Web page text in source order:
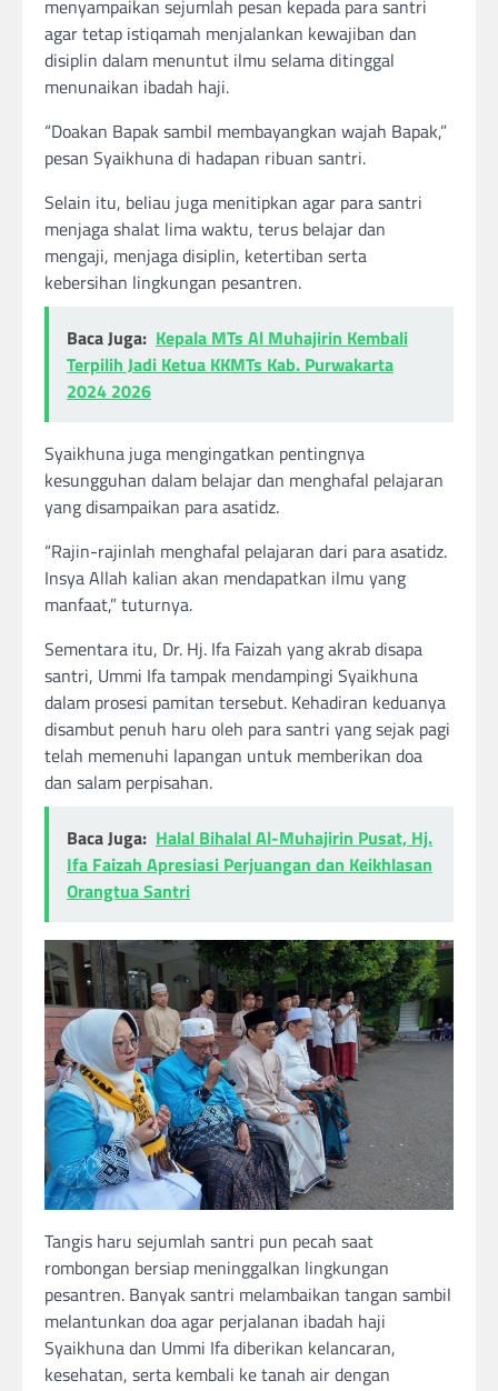
menyampaikan sejumlah pesan kepada para santri
agar tetap istiqamah menjalankan kewajiban dan
disiplin dalam menuntut ilmu selama ditinggal
menunaikan ibadah haji.
“Doakan Bapak sambil membayangkan wajah Bapak,”
pesan Syaikhuna di hadapan ribuan santri.
Selain itu, beliau juga menitipkan agar para santri
menjaga shalat lima waktu, terus belajar dan
mengaji, menjaga disiplin, ketertiban serta
kebersihan lingkungan pesantren.
Baca Juga: Kepala MTs Al Muhajirin Kembali
Terpilih Jadi Ketua KKMTs Kab. Purwakarta
2024 2026
Syaikhuna juga mengingatkan pentingnya
kesungguhan dalam belajar dan menghafal pelajaran
yang disampaikan para asatidz.
“Rajin-rajinlah menghafal pelajaran dari para asatidz.
Insya Allah kalian akan mendapatkan ilmu yang
manfaat,” tuturnya.
Sementara itu, Dr. Hj. Ifa Faizah yang akrab disapa
santri, Ummi Ifa tampak mendampingi Syaikhuna
dalam prosesi pamitan tersebut. Kehadiran keduanya
disambut penuh haru oleh para santri yang sejak pagi
telah memenuhi lapangan untuk memberikan doa
dan salam perpisahan.
Baca Juga: Halal Bihalal Al-Muhajirin Pusat, Hj.
Ifa Faizah Apresiasi Perjuangan dan Keikhlasan
Orangtua Santri
Tangis haru sejumlah santri pun pecah saat
rombongan bersiap meninggalkan lingkungan
pesantren. Banyak santri melambaikan tangan sambil
melantunkan doa agar perjalanan ibadah haji
Syaikhuna dan Ummi Ifa diberikan kelancaran,
kesehatan, serta kembali ke tanah air dengan